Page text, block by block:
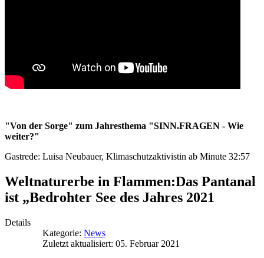
"Von der Sorge" zum Jahresthema "SINN.FRAGEN - Wie
weiter?"
Gastrede: Luisa Neubauer, Klimaschutzaktivistin ab Minute 32:57
Weltnaturerbe in Flammen:Das Pantanal
ist „Bedrohter See des Jahres 2021
Details
Kategorie: News
Zuletzt aktualisiert: 05. Februar 2021